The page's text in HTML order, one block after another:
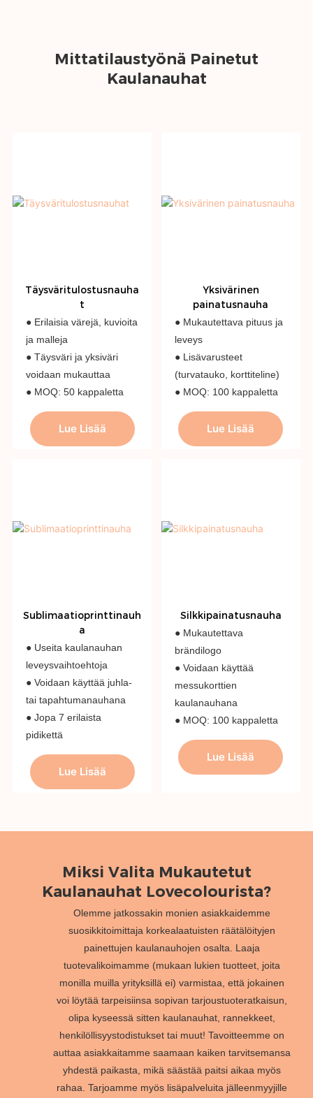
Mittatilaustyönä Painetut
Kaulanauhat
Täysväritulostusnauha
t
● Erilaisia ​​värejä, kuvioita
ja malleja
● Täysväri ja yksiväri
voidaan mukauttaa
● MOQ: 50 kappaletta
Lue Lisää
Yksivärinen
painatusnauha
● Mukautettava pituus ja
leveys
● Lisävarusteet
(turvatauko, korttiteline)
● MOQ: 100 kappaletta
Lue Lisää
Sublimaatioprinttinauh
a
● Useita kaulanauhan
leveysvaihtoehtoja
● Voidaan käyttää juhla-
tai tapahtumanauhana
● Jopa 7 erilaista
pidikettä
Lue Lisää
Silkkipainatusnauha
● Mukautettava
brändilogo
● Voidaan käyttää
messukorttien
kaulanauhana
● MOQ: 100 kappaletta
Lue Lisää
Miksi Valita Mukautetut
Kaulanauhat Lovecolourista?
Olemme jatkossakin monien asiakkaidemme
suosikkitoimittaja korkealaatuisten räätälöityjen
painettujen kaulanauhojen osalta. Laaja
tuotevalikoimamme (mukaan lukien tuotteet, joita
monilla muilla yrityksillä ei) varmistaa, että jokainen
voi löytää tarpeisiinsa sopivan tarjoustuoteratkaisun,
olipa kyseessä sitten kaulanauhat, rannekkeet,
henkilöllisyystodistukset tai muut! Tavoitteemme on
auttaa asiakkaitamme saamaan kaiken tarvitsemansa
yhdestä paikasta, mikä säästää paitsi aikaa myös
rahaa. Tarjoamme myös lisäpalveluita jälleenmyyjille